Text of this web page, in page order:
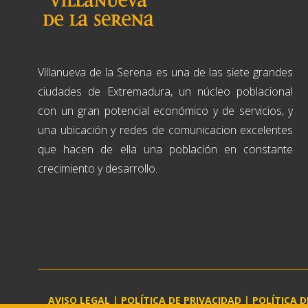
Villanueva de la Serena es una de las siete grandes
ciudades de Extremadura, un núcleo poblacional
con un gran potencial económico y de servicios, y
una ubicación y redes de comunicacion excelentes
que hacen de ella una población en constante
crecimiento y desarrollo.
AVISO LEGAL | POLÍTICA DE PRIVACIDAD | POLÍTICA